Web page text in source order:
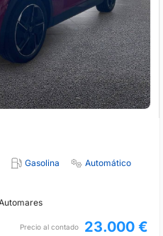
Gasolina
Automático
Precio al contado 23.000 €